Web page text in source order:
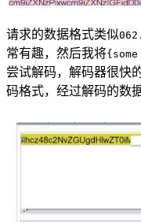
请求的数据格式类似
常有趣，然后我将
尝试解码，解码器很快
码格式，经过解码的数